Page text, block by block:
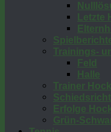
Letzte
Trainings-
Feld
Halle
Trainer
Erfolge
Grün-